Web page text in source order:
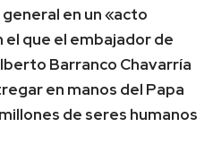
en un «acto
que el embajador de
Barranco Chavarría
en manos del Papa
de seres humanos